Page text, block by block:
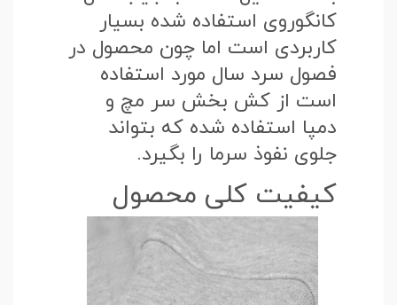
کانگوروی استفاده شده بسیار
کاربردی است اما چون محصول در
فصول سرد سال مورد استفاده
است از کش بخش سر مچ و
دمپا استفاده شده که بتواند
جلوی نفوذ سرما را بگیرد.
کیفیت کلی محصول